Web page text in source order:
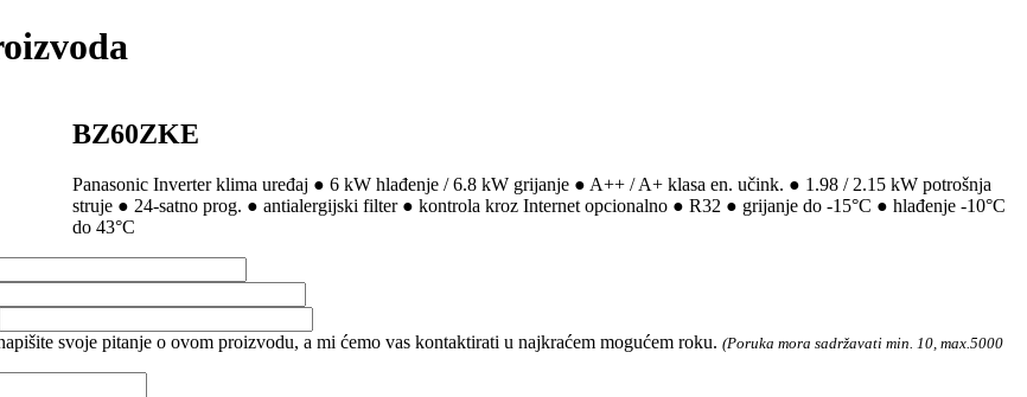
BZ60ZKE
Panasonic Inverter klima uređaj ● 6 kW hlađenje / 6.8 kW grijanje ● A++ / A+ klasa en. učink. ● 1.98 / 2.15 kW potrošnja
struje ● 24-satno prog. ● antialergijski filter ● kontrola kroz Internet opcionalno ● R32 ● grijanje do -15°C ● hlađenje -10°C
do 43°C
svoje pitanje o ovom proizvodu, a mi ćemo vas kontaktirati u najkraćem mogućem roku.(Poruka mora sadržavati min. 10, max.5000